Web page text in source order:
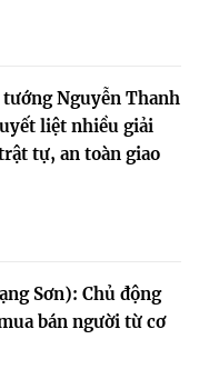
Nguyễn Thanh
liệt nhiều giải
tự, an toàn giao
Sơn): Chủ động
bán người từ cơ